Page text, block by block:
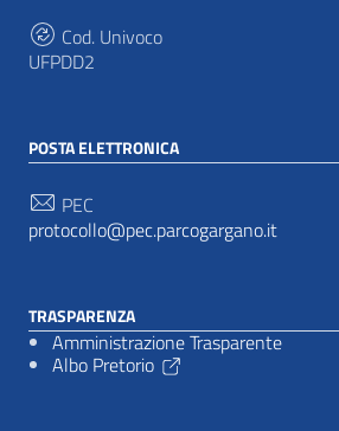
Cod. Univoco
UFPDD2
POSTA ELETTRONICA
PEC
protocollo@pec.parcogargano.it
TRASPARENZA
Amministrazione Trasparente
Albo Pretorio